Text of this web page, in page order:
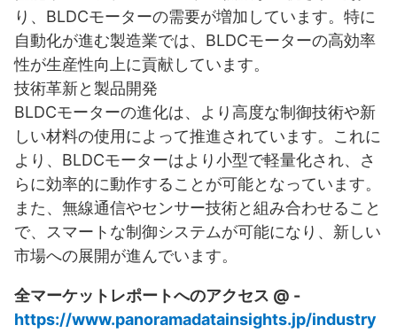
り、BLDCモーターの需要が増加しています。特に
自動化が進む製造業では、BLDCモーターの高効率
性が生産性向上に貢献しています。
技術革新と製品開発
BLDCモーターの進化は、より高度な制御技術や新
しい材料の使用によって推進されています。これに
より、BLDCモーターはより小型で軽量化され、さ
らに効率的に動作することが可能となっています。
また、無線通信やセンサー技術と組み合わせること
で、スマートな制御システムが可能になり、新しい
市場への展開が進んでいます。
全マーケットレポートへのアクセス @ -
https://www.panoramadatainsights.jp/industry